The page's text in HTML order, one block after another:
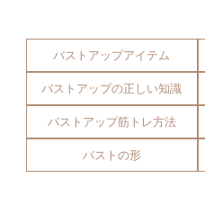
バストアップアイテム
バストアップの正しい知識
バストアップ筋トレ方法
バストの形